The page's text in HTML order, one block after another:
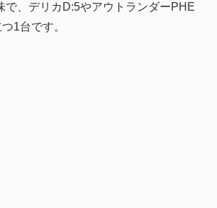
で、デリカD:5やアウトランダーPHE
1台です。